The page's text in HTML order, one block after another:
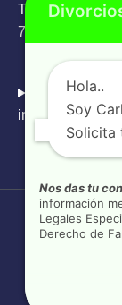
Teléfono:
785 6505
Email:Hola..
Soy
Solicita
Nos das tu
información
Legales
Derecho de